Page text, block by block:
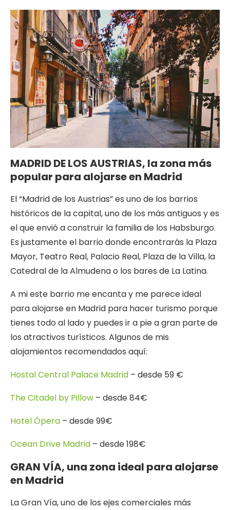
MADRID DE LOS AUSTRIAS, la zona más
popular para alojarse en Madrid
El “Madrid de los Austrias” es uno de los barrios
históricos de la capital, uno de los más antiguos y es
el que envió a construir la familia de los Habsburgo.
Es justamente el barrio donde encontrarás la Plaza
Mayor, Teatro Real, Palacio Real, Plaza de la Villa, la
Catedral de la Almudena o los bares de La Latina.
A mi este barrio me encanta y me parece ideal
para alojarse en Madrid para hacer turismo porque
tienes todo al lado y puedes ir a pie a gran parte de
los atractivos turísticos. Algunos de mis
alojamientos recomendados aquí:
Hostal Central Palace Madrid – desde 59 €
The Citadel by Pillow – desde 84€
Hotel Ópera – desde 99€
Ocean Drive Madrid – desde 198€
GRAN VÍA, una zona ideal para alojarse
en Madrid
La Gran Vía, uno de los ejes comerciales más